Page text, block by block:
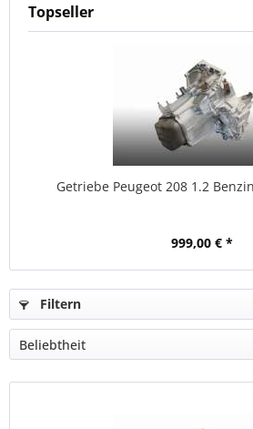
Topseller
Getriebe Peugeot 208 1.2
999,00 € *
Filtern